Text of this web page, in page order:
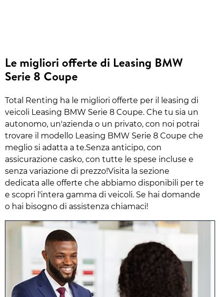
Le migliori offerte di Leasing BMW
Serie 8 Coupe
Total Renting ha le migliori offerte per il leasing di
veicoli Leasing BMW Serie 8 Coupe. Che tu sia un
autonomo, un'azienda o un privato, con noi potrai
trovare il modello Leasing BMW Serie 8 Coupe che
meglio si adatta a te.Senza anticipo, con
assicurazione casko, con tutte le spese incluse e
senza variazione di prezzo!Visita la sezione
dedicata alle offerte che abbiamo disponibili per te
e scopri l'intera gamma di veicoli. Se hai domande
o hai bisogno di assistenza chiamaci!